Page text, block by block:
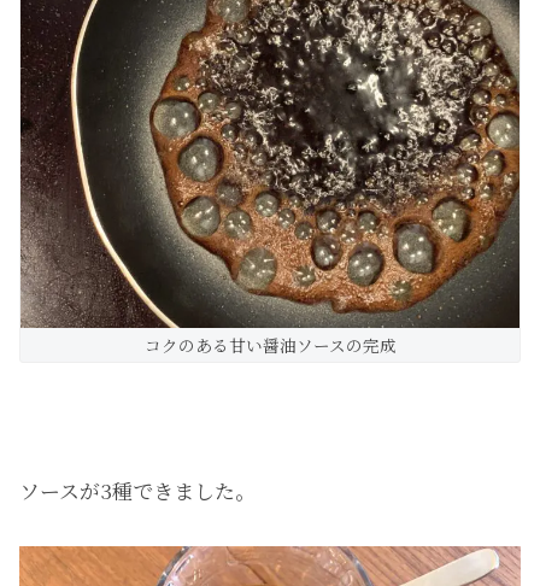
コクのある甘い醤油ソースの完成
ソースが3種できました。